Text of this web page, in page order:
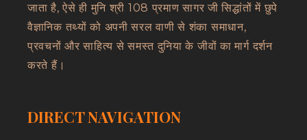
जाता है, ऐसे ही मुनि श्री 108 प्रमाण सागर जी सिद्धांतों में छुपे
वैज्ञानिक तथ्यों को अपनी सरल वाणी से शंका समाधान,
प्रवचनों और साहित्य से समस्त दुनिया के जीवों का मार्ग दर्शन
करते हैं।
DIRECT NAVIGATION